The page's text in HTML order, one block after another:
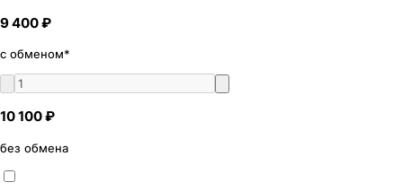
9 400 ₽
с обменом*
10 100 ₽
без обмена